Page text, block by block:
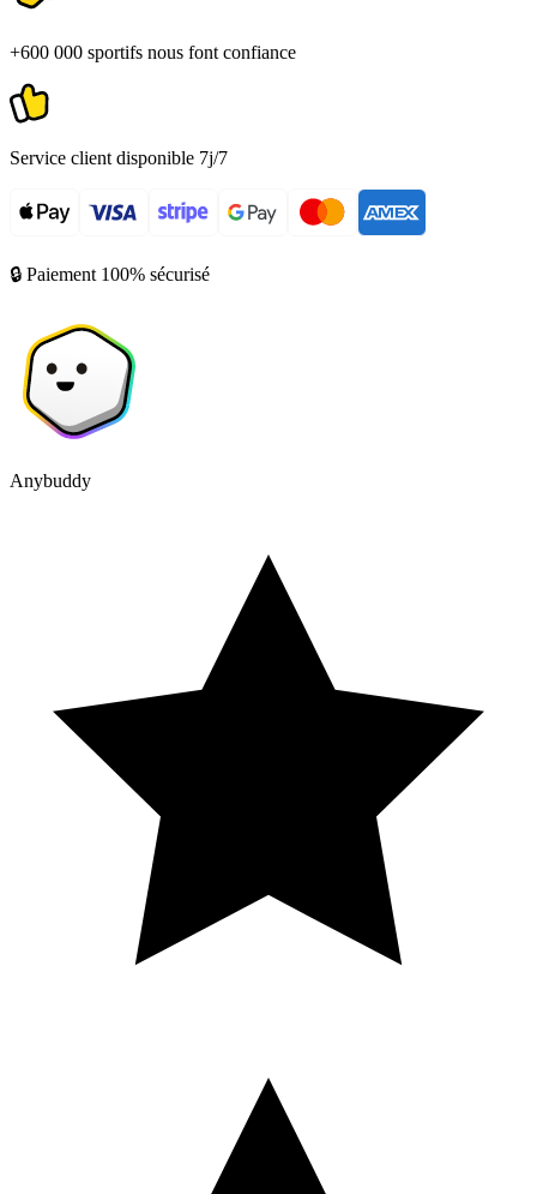
+600 000 sportifs nous font confiance
Service client disponible 7j/7
🔒 Paiement 100% sécurisé
Anybuddy